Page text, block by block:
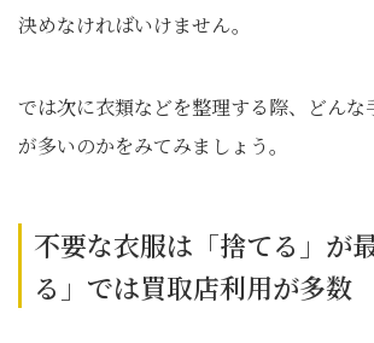
決めなければいけません。
では次に衣類などを整理する際、どんな
が多いのかをみてみましょう。
不要な衣服は「捨てる」が
る」では買取店利用が多数